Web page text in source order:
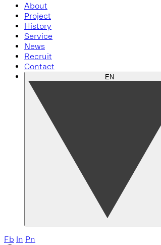
About
Project
History
Service
News
Recruit
Contact
EN
Fb In Pn